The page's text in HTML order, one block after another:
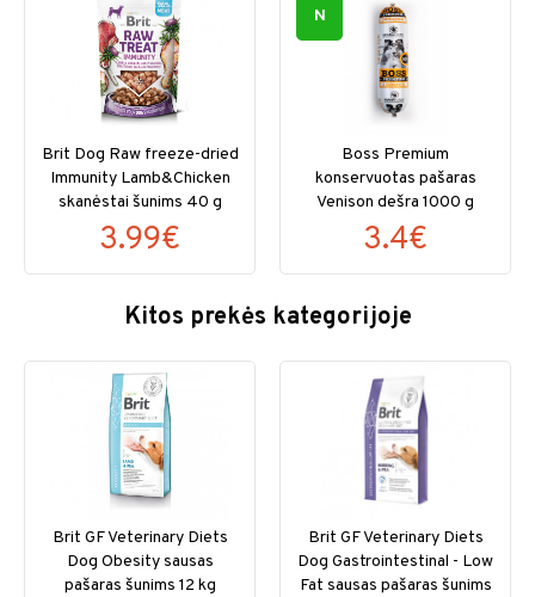
Brit Dog Raw freeze-dried
Immunity Lamb&Chicken
skanėstai šunims 40 g
3.99€
N
Boss Premium
konservuotas pašaras
Venison dešra 1000 g
3.4€
Kitos prekės kategorijoje
Brit GF Veterinary Diets
Dog Obesity sausas
pašaras šunims 12 kg
Brit GF Veterinary Diets
Dog Gastrointestinal - Low
Fat sausas pašaras šunims